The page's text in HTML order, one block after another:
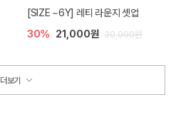
[SIZE ~6Y] 레티 라운지 셋업
30% 21,000원 30,000원
더보기